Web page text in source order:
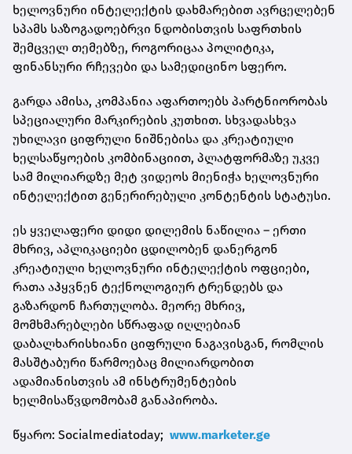
ხელოვნური ინტელექტის დახმარებით ავრცელებენ
სპამს საზოგადოებრვი ნდობისთვის საფრთხის
შემცველ თემებზე, როგორიცაა პოლიტიკა,
ფინანსური რჩევები და სამედიცინო სფერო.
გარდა ამისა, კომპანია აფართოებს პარტნიორობას
სპეციალური მარკირების კუთხით. სხვადასხვა
უხილავი ციფრული ნიშნებისა და კრეატიული
ხელსაწყოების კომბინაციით, პლატფორმაზე უკვე
სამ მილიარდზე მეტ ვიდეოს მიენიჭა ხელოვნური
ინტელექტით გენერირებული კონტენტის სტატუსი.
ეს ყველაფერი დიდი დილემის ნაწილია – ერთი
მხრივ, აპლიკაციები ცდილობენ დანერგონ
კრეატიული ხელოვნური ინტელექტის ოფციები,
რათა აჰყვნენ ტექნოლოგიურ ტრენდებს და
გაზარდონ ჩართულობა. მეორე მხრივ,
მომხმარებლები სწრაფად იღლებიან
დაბალხარისხიანი ციფრული ნაგავისგან, რომლის
მასშტაბური წარმოებაც მილიარდობით
ადამიანისთვის ამ ინსტრუმენტების
ხელმისაწვდომობამ განაპირობა.
წყარო: Socialmediatoday; www.marketer.ge